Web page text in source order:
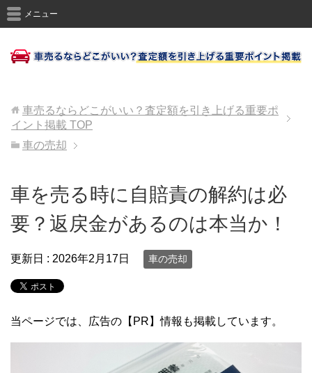
メニュー
車売るならどこがいい？査定額を引き上げる重要ポ
イント掲載 TOP
車の売却
車を売る時に自賠責の解約は必
要？返戻金があるのは本当か！
更新日 : 2026年2月17日 車の売却
当ページでは、広告の【PR】情報も掲載しています。